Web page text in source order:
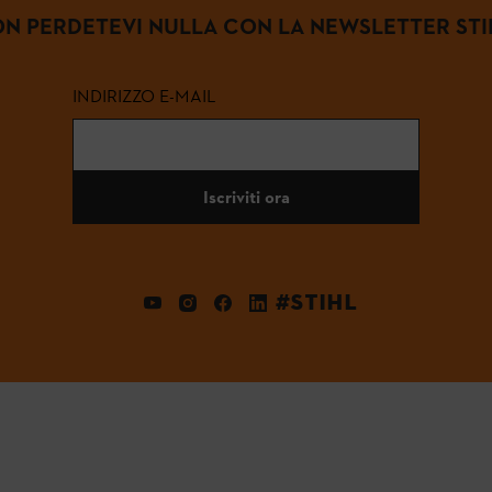
PERDETEVI NULLA CON LA NEWSLETTER
INDIRIZZO E-MAIL
Iscriviti ora
#STIHL